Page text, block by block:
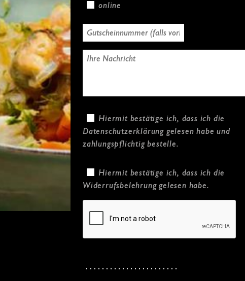
online
Hiermit bestätige ich, dass ich die
Datenschutzerklärung gelesen habe und
zahlungspflichtig bestelle.
Hiermit bestätige ich, dass ich die
Widerrufsbelehrunggelesen habe.